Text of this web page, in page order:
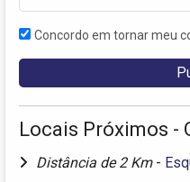
Concordo em tornar meu
Locais Próximos -
Distância de 2 Km -